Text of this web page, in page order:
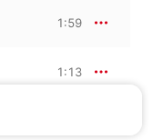
1:59
1:13